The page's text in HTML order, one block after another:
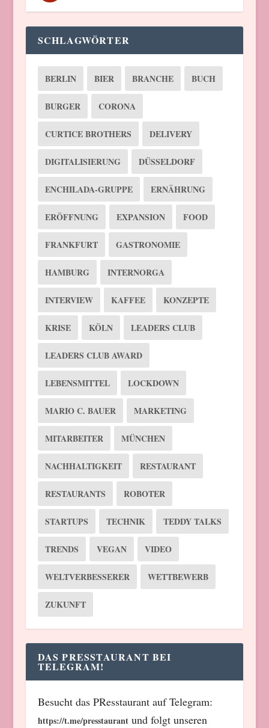
SCHLAGWÖRTER
BERLIN BIER BRANCHE BUCH
BURGER CORONA
CURTICE BROTHERS DELIVERY
DIGITALISIERUNG DÜSSELDORF
ENCHILADA-GRUPPE ERNÄHRUNG
ERÖFFNUNG EXPANSION FOOD
FRANKFURT GASTRONOMIE
HAMBURG INTERNORGA
INTERVIEW KAFFEE KONZEPTE
KRISE KÖLN LEADERS CLUB
LEADERS CLUB AWARD
LEBENSMITTEL LOCKDOWN
MARIO C. BAUER MARKETING
MITARBEITER MÜNCHEN
NACHHALTIGKEIT RESTAURANT
RESTAURANTS ROBOTER
STARTUPS TECHNIK TEDDY TALKS
TRENDS VEGAN VIDEO
WELTVERBESSERER WETTBEWERB
ZUKUNFT
DAS PRESSTAURANT BEI
TELEGRAM!
Besucht das PResstaurant auf Telegram:
https://t.me/presstaurantund folgt unseren